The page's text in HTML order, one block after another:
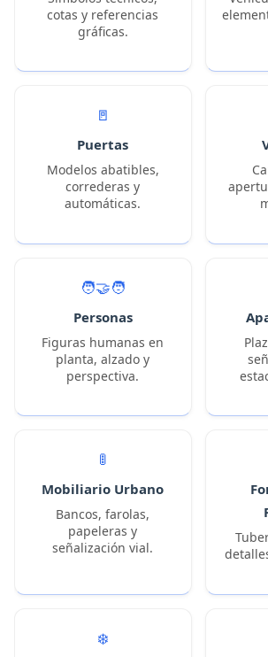
cotas y referencias
gráficas.
🚪
Puertas
Modelos abatibles,
correderas y
automáticas.
🧑‍🤝‍🧑
Personas
Figuras humanas en
planta, alzado y
perspectiva.
🚦
Mobiliario Urbano
Bancos, farolas,
papeleras y
señalización vial.
❄️